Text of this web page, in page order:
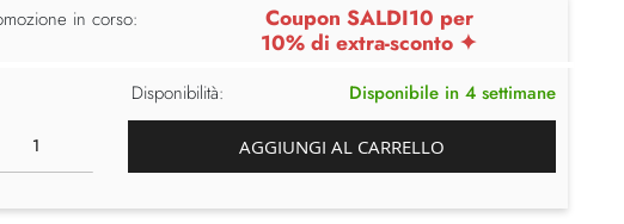
in corso:
Coupon SALDI10 per
10% di extra-sconto ✦
Disponibilità: Disponibile in 4 settimane
AGGIUNGI AL CARRELLO